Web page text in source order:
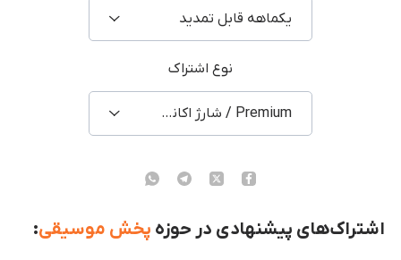
یکماهه قابل تمدید
نوع اشتراک
Premium / شارژ اکانت شخصی
اشتراک‌های پیشنهادی در حوزه پخش موسیقی: